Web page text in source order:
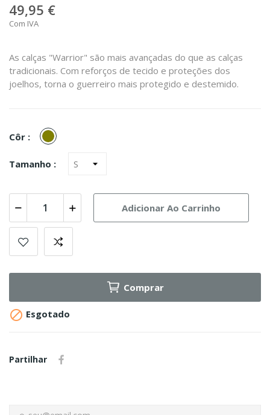
49,95 €
Com IVA
As calças "Warrior" são mais avançadas do que as calças
tradicionais. Com reforços de tecido e proteções dos
joelhos, torna o guerreiro mais protegido e destemido.
Côr : Olive
Tamanho :
Adicionar Ao Carrinho
Comprar
 Esgotado
Partilhar